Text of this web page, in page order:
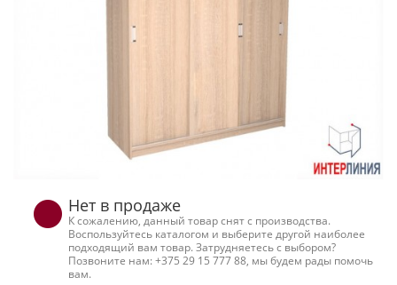
Нет в продаже
К сожалению, данный товар снят с производства.
Воспользуйтесь каталогом и выберите другой наиболее
подходящий вам товар. Затрудняетесь с выбором?
Позвоните нам: +375 29 15 777 88, мы будем рады помочь
вам.